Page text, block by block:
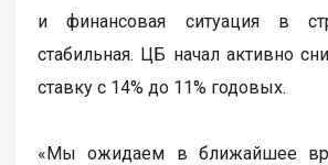
и финансовая ситуация в
стабильная. ЦБ начал активно
ставку с 14% до 11% годовых.
«Мы ожидаем в ближайшее